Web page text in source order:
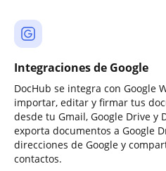
Integraciones de Google
DocHub se integra con Google
importar, editar y firmar tus
desde tu Gmail, Google Drive y
exporta documentos a Google
direcciones de Google y
contactos.